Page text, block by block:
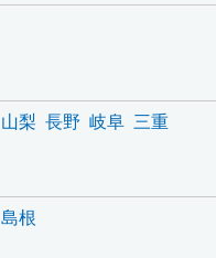
山梨 長野 岐阜 三重
島根